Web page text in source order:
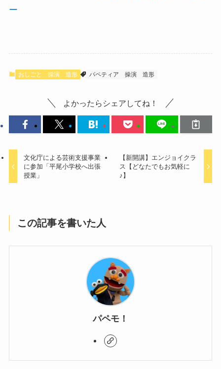
ー
おしごと 操演 造形 パペティア 操演 造形
よかったらシェアしてね！
文化庁による芸術支援事業
に参加「平尾小学校へ出張
授業」
【新開講】エンジョイクラ
ス【どなたでもお気軽に
♪】
この記事を書いた人
パペモ！